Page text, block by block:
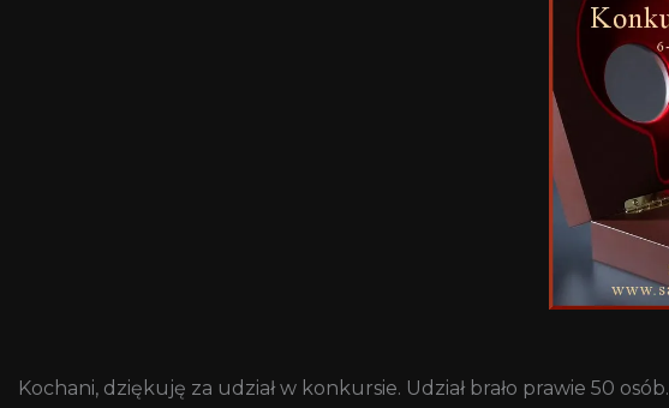
Kochani, dziękuję za udział w konkursie. Udział brało prawie 50